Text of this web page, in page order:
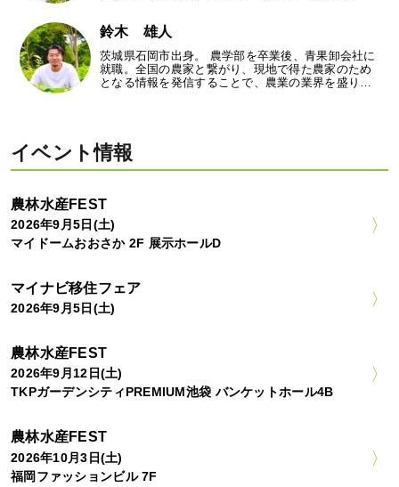
鈴木 雄人
茨城県石岡市出身。 農学部を卒業後、青果卸会社に
就職。全国の農家と繋がり、現地で得た農家のため
となる情報を発信することで、農業の業界を盛り…
イベント情報
農林水産FEST
2026年9月5日(土)
マイドームおおさか 2F 展示ホールD
マイナビ移住フェア
2026年9月5日(土)
農林水産FEST
2026年9月12日(土)
TKPガーデンシティPREMIUM池袋 バンケットホール4B
農林水産FEST
2026年10月3日(土)
福岡ファッションビル 7F